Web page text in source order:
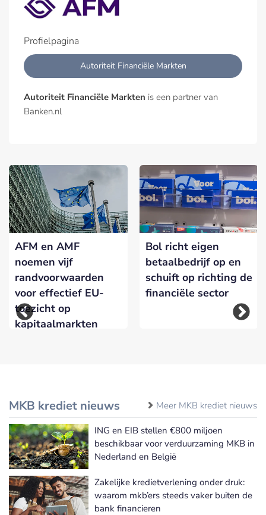
Profielpagina
Autoriteit Financiële Markten
Autoriteit Financiële Markten is een partner van
Banken.nl
AFM en AMF
noemen vijf
randvoorwaarden
voor effectief EU-
toezicht op
kapitaalmarkten
Bol richt eigen
betaalbedrijf op en
schuift op richting de
financiële sector
MKB krediet nieuws Meer MKB krediet nieuws
ING en EIB stellen €800 miljoen
beschikbaar voor verduurzaming MKB in
Nederland en België
Zakelijke kredietverlening onder druk:
waarom mkb’ers steeds vaker buiten de
bank financieren